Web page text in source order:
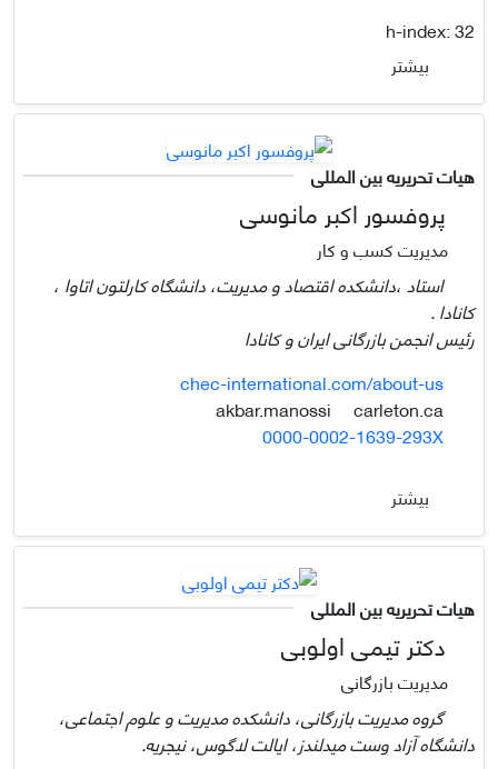
h-index:32
بیشتر
هیات تحریریه بین المللی
پروفسور اکبر مانوسی
مدیریت کسب و کار
استاد ،دانشکده اقتصاد و مدیریت، دانشگاه کارلتون اتاوا ،
کانادا .
رئیس انجمن بازرگانی ایران و کانادا
chec-international.com/about-us
carleton.ca
0000-0002-1639-293X
بیشتر
هیات تحریریه بین المللی
دکتر تیمی اولوبی
مدیریت بازرگانی
گروه مدیریت بازرگانی، دانشکده مدیریت و علوم اجتماعی،
دانشگاه آزاد وست میدلندز، ایالت لاگوس، نیجریه.